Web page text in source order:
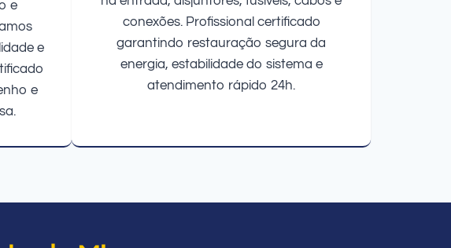
e
e
e
conexões. Profissional certificado
garantindo restauração segura da
energia, estabilidade do sistema e
atendimento rápido 24h.